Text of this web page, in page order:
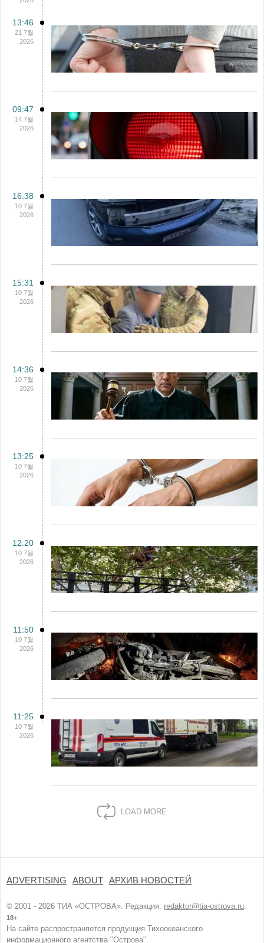
13:46
21 7월
2026
09:47
14 7월
2026
16:38
10 7월
2026
15:31
10 7월
2026
14:36
10 7월
2026
13:25
10 7월
2026
12:20
10 7월
2026
11:50
10 7월
2026
11:25
10 7월
2026
LOAD MORE
ADVERTISING ABOUT АРХИВ НОВОСТЕЙ
© 2001 - 2026 ТИА «ОСТРОВА». Редакция: redaktor@tia-ostrova.ru.
18+
На сайте распространяется продукция Тихоокеанского
информационного агентства "Острова".